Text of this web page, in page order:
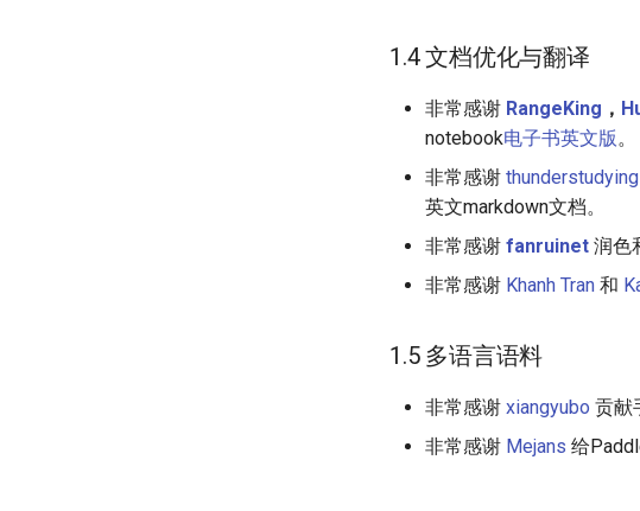
1.4 文档优化与翻译
非常感谢 RangeKing ，
notebook电子书英文版。
非常感谢 thunderstudying
英文markdown文档。
非常感谢 fanruinet 润色
非常感谢 Khanh Tran 和
1.5 多语言语料
非常感谢 xiangyubo 贡献
非常感谢 Mejans 给